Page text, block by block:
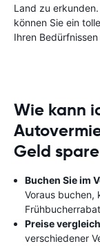
Land zu
können Sie ein
Ihren
Wie kann
Geld
Buchen Sie im
Voraus buchen,
Preise
verschiedener